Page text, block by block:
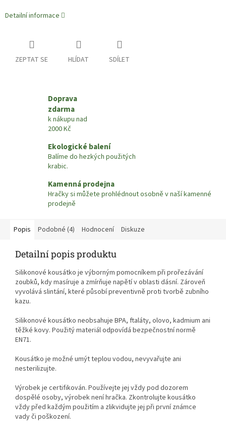
Detailní informace
ZEPTAT SE HLÍDAT SDÍLET
Doprava
zdarma
k nákupu nad
2000 Kč
Ekologické balení
Balíme do hezkých použitých
krabic.
Kamenná prodejna
Hračky si můžete prohlédnout osobně v naší kamenné
prodejně
Popis Podobné (4) Hodnocení Diskuze
Detailní popis produktu
Silikonové kousátko je výborným pomocníkem při prořezávání
zoubků, kdy masíruje a zmírňuje napětí v oblasti dásní. Zároveň
vyvolává slintání, které působí preventivně proti tvorbě zubního
kazu.
Silikonové kousátko neobsahuje BPA, ftaláty, olovo, kadmium ani
těžké kovy. Použitý materiál odpovídá bezpečnostní normě
EN71.
Kousátko je možné umýt teplou vodou, nevyvařujte ani
nesterilizujte.
Výrobek je certifikován. Používejte jej vždy pod dozorem
dospělé osoby, výrobek není hračka. Zkontrolujte kousátko
vždy před každým použitím a zlikvidujte jej při první známce
vady či poškození.